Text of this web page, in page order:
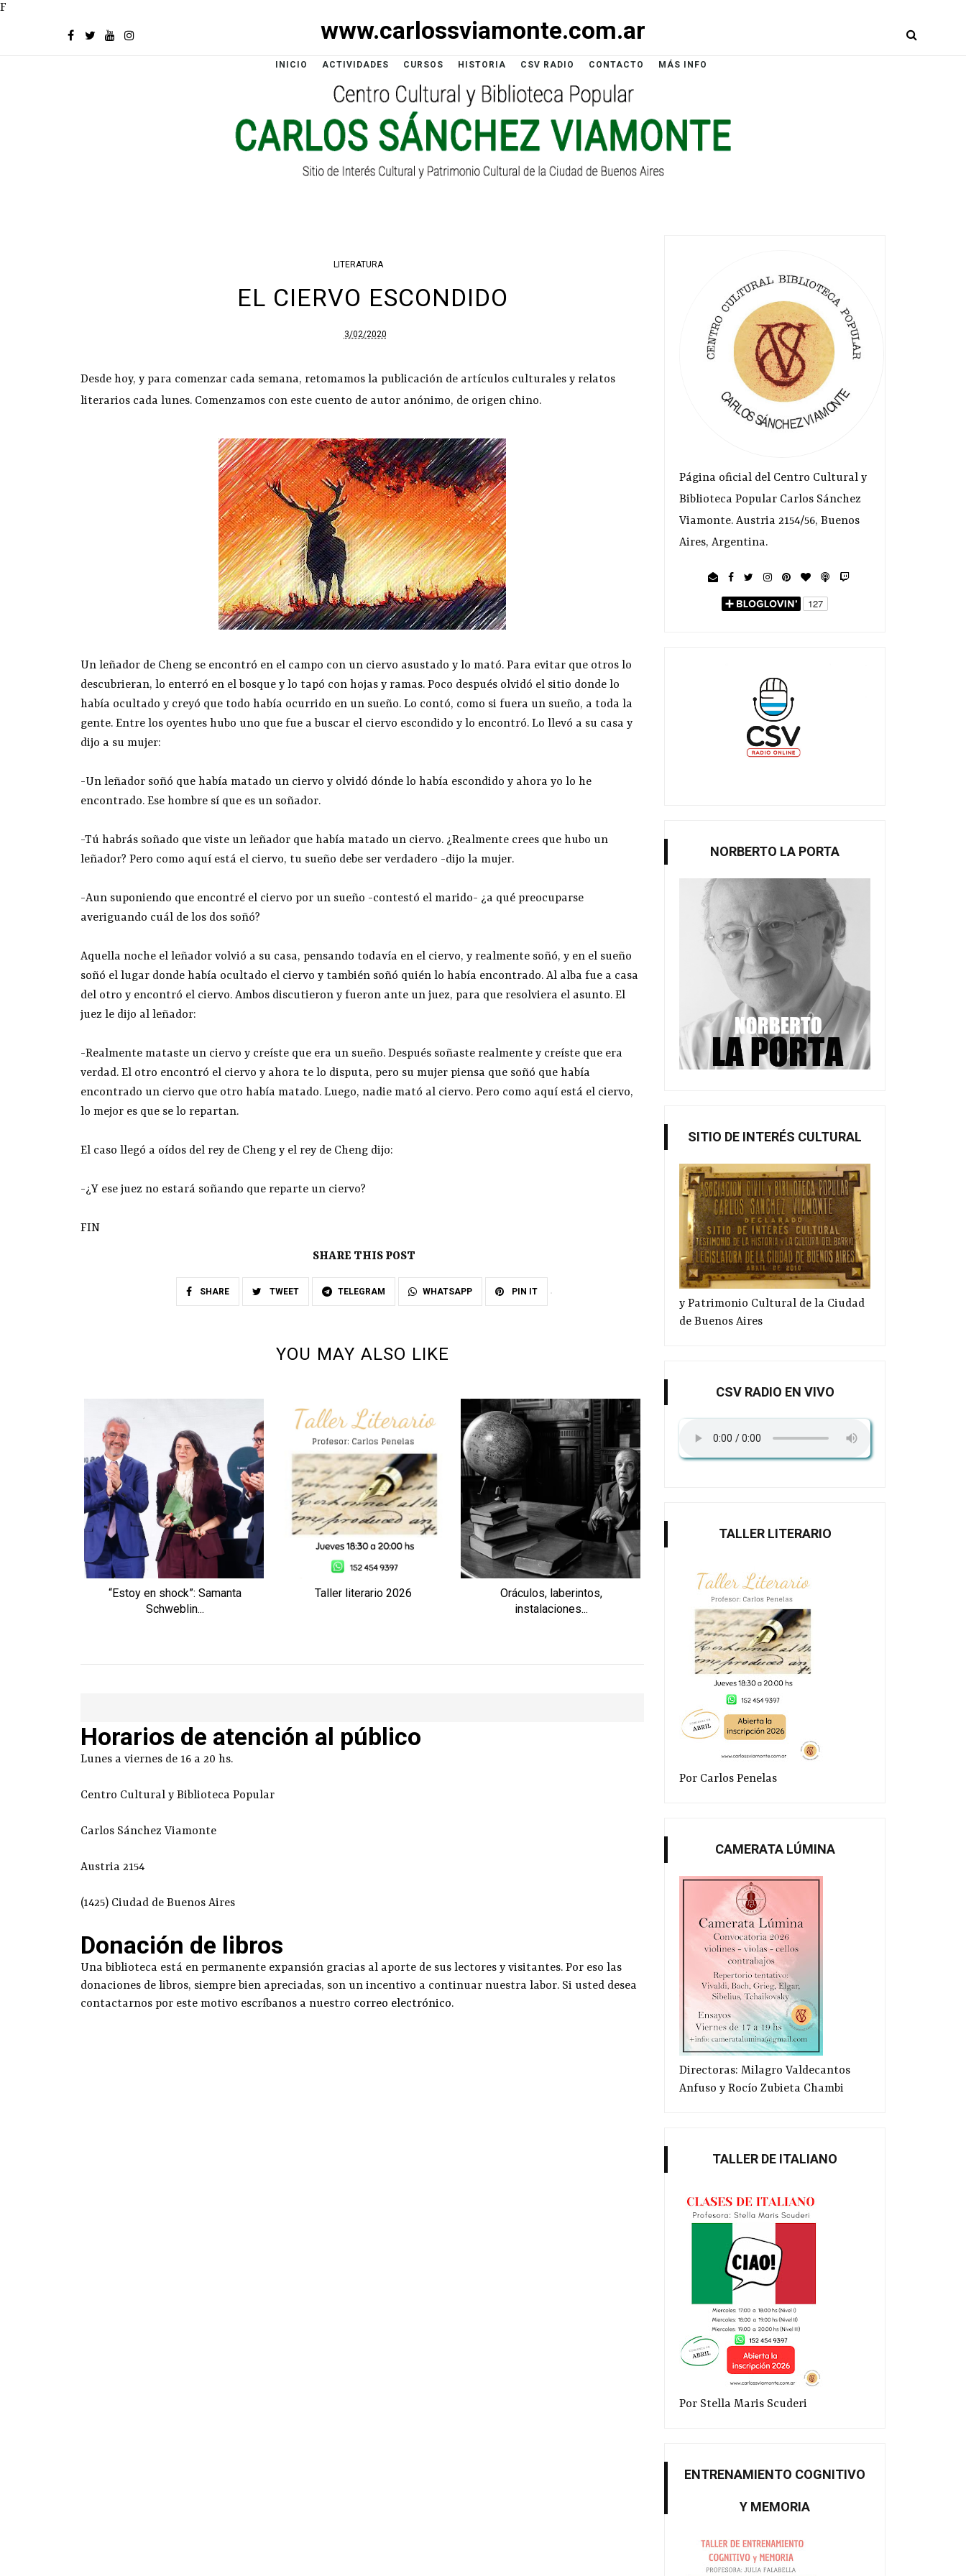
F
www.carlossviamonte.com.ar
INICIO ACTIVIDADES CURSOS HISTORIA CSV RADIO CONTACTO MÁS INFO
LITERATURA
EL CIERVO ESCONDIDO
3/02/2020
Desde hoy, y para comenzar cada semana, retomamos la publicación de artículos culturales y relatos
literarios cada lunes. Comenzamos con este cuento de autor anónimo, de origen chino.
Un leñador de Cheng se encontró en el campo con un ciervo asustado y lo mató. Para evitar que otros lo
descubrieran, lo enterró en el bosque y lo tapó con hojas y ramas. Poco después olvidó el sitio donde lo
había ocultado y creyó que todo había ocurrido en un sueño. Lo contó, como si fuera un sueño, a toda la
gente. Entre los oyentes hubo uno que fue a buscar el ciervo escondido y lo encontró. Lo llevó a su casa y
dijo a su mujer:
-Un leñador soñó que había matado un ciervo y olvidó dónde lo había escondido y ahora yo lo he
encontrado. Ese hombre sí que es un soñador.
-Tú habrás soñado que viste un leñador que había matado un ciervo. ¿Realmente crees que hubo un
leñador? Pero como aquí está el ciervo, tu sueño debe ser verdadero -dijo la mujer.
-Aun suponiendo que encontré el ciervo por un sueño -contestó el marido- ¿a qué preocuparse
averiguando cuál de los dos soñó?
Aquella noche el leñador volvió a su casa, pensando todavía en el ciervo, y realmente soñó, y en el sueño
soñó el lugar donde había ocultado el ciervo y también soñó quién lo había encontrado. Al alba fue a casa
del otro y encontró el ciervo. Ambos discutieron y fueron ante un juez, para que resolviera el asunto. El
juez le dijo al leñador:
-Realmente mataste un ciervo y creíste que era un sueño. Después soñaste realmente y creíste que era
verdad. El otro encontró el ciervo y ahora te lo disputa, pero su mujer piensa que soñó que había
encontrado un ciervo que otro había matado. Luego, nadie mató al ciervo. Pero como aquí está el ciervo,
lo mejor es que se lo repartan.
El caso llegó a oídos del rey de Cheng y el rey de Cheng dijo:
-¿Y ese juez no estará soñando que reparte un ciervo?
FIN
SHARE THIS POST
SHARE TWEET TELEGRAM WHATSAPP PIN IT
YOU MAY ALSO LIKE
“Estoy en shock”: Samanta
Schweblin...
Taller literario 2026
Oráculos, laberintos,
instalaciones...
Poesía Bajo la luna
Horarios de atención al público
Lunes a viernes de 16 a 20 hs.
Centro Cultural y Biblioteca Popular
Carlos Sánchez Viamonte
Austria 2154
(1425) Ciudad de Buenos Aires
Donación de libros
Una biblioteca está en permanente expansión gracias al aporte de sus lectores y visitantes. Por eso las
donaciones de libros, siempre bien apreciadas, son un incentivo a continuar nuestra labor. Si usted desea
contactarnos por este motivo escríbanos a nuestro correo electrónico.
Página oficial del Centro Cultural y
Biblioteca Popular Carlos Sánchez
Viamonte. Austria 2154/56, Buenos
Aires, Argentina.
NORBERTO LA PORTA
SITIO DE INTERÉS CULTURAL
y Patrimonio Cultural de la Ciudad
de Buenos Aires
CSV RADIO EN VIVO
TALLER LITERARIO
Por Carlos Penelas
CAMERATA LÚMINA
Directoras: Milagro Valdecantos
Anfuso y Rocío Zubieta Chambi
TALLER DE ITALIANO
Por Stella Maris Scuderi
ENTRENAMIENTO COGNITIVO
Y MEMORIA